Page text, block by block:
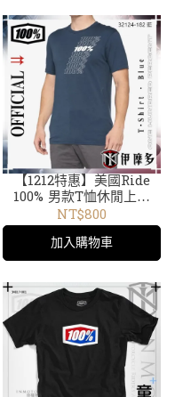
【1212特惠】美國Ride
100% 男款T恤休閒上衣
NORD T-Shirt 32124-
182藍 短袖TEE
NT$800
加入購物車